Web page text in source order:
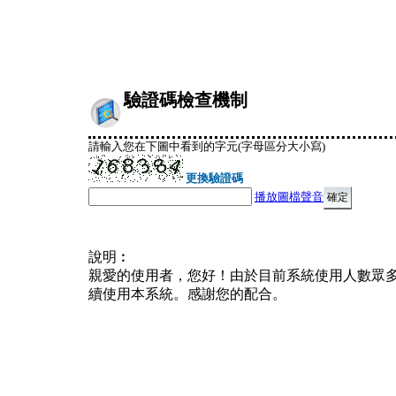
驗證碼檢查機制
請輸入您在下圖中看到的字元(字母區分大小寫)
更換驗證碼
播放圖檔聲音
說明︰
親愛的使用者，您好！由於目前系統使用人數眾
續使用本系統。感謝您的配合。